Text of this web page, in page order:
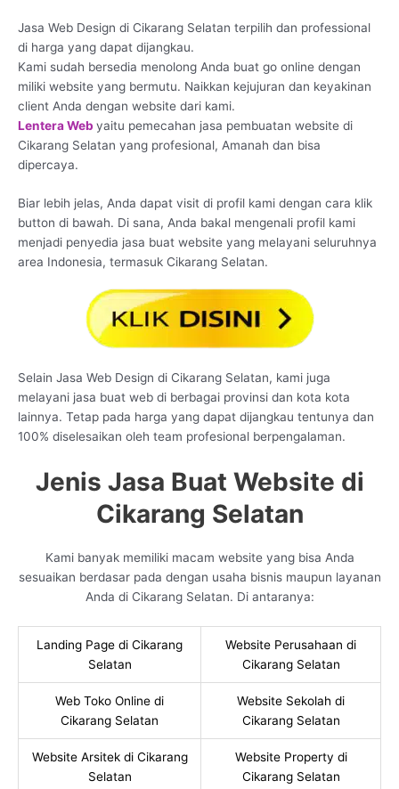
Jasa Web Design di Cikarang Selatan terpilih dan professional
di harga yang dapat dijangkau.
Kami sudah bersedia menolong Anda buat go online dengan
miliki website yang bermutu. Naikkan kejujuran dan keyakinan
client Anda dengan website dari kami.
Lentera Web yaitu pemecahan jasa pembuatan website di
Cikarang Selatan yang profesional, Amanah dan bisa
dipercaya.
Biar lebih jelas, Anda dapat visit di profil kami dengan cara klik
button di bawah. Di sana, Anda bakal mengenali profil kami
menjadi penyedia jasa buat website yang melayani seluruhnya
area Indonesia, termasuk Cikarang Selatan.
Selain Jasa Web Design di Cikarang Selatan, kami juga
melayani jasa buat web di berbagai provinsi dan kota kota
lainnya. Tetap pada harga yang dapat dijangkau tentunya dan
100% diselesaikan oleh team profesional berpengalaman.
Jenis Jasa Buat Website di
Cikarang Selatan
Kami banyak memiliki macam website yang bisa Anda
sesuaikan berdasar pada dengan usaha bisnis maupun layanan
Anda di Cikarang Selatan. Di antaranya:
Landing Page di Cikarang
Selatan
Website Perusahaan di
Cikarang Selatan
Web Toko Online di
Cikarang Selatan
Website Sekolah di
Cikarang Selatan
Website Arsitek di Cikarang
Selatan
Website Property di
Cikarang Selatan